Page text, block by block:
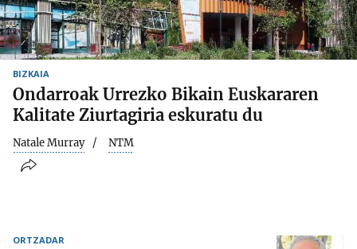
BIZKAIA
Ondarroak Urrezko Bikain Euskararen
Kalitate Ziurtagiria eskuratu du
Natale Murray NTM
ORTZADAR